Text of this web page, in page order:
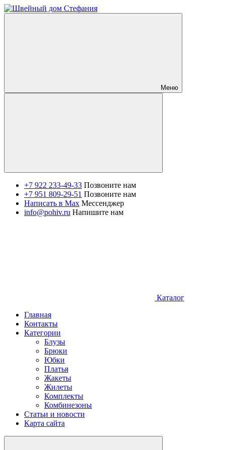
Меню
+7 922 233-49-33 Позвоните нам
+7 951 809-29-51 Позвоните нам
Написать в Max Мессенджер
info@pohiv.ru Напишите нам
Каталог
Главная
Контакты
Категории
Блузы
Брюки
Юбки
Платья
Жакеты
Жилеты
Комплекты
Комбинезоны
Статьи и новости
Карта сайта